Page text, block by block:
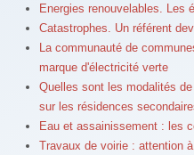
Energies renouvelables. Les
Catastrophes. Un référent
La communauté de
marque d'électricité verte
Quelles sont les modalités
sur les résidences
Eau et assainissement : les
Travaux de voirie : attention